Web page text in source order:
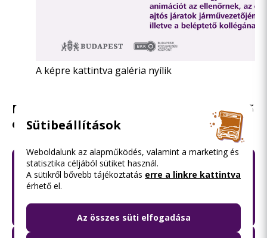
A képre kattintva galéria nyílik
Főbb adatok és számok a BudapestGO első
éve után
1 400 000
aktív felhasználó havonta
Sütibeállítások
Weboldalunk az alapműködés, valamint a marketing és
statisztika céljából sütiket használ.
A sütikről bővebb tájékoztatás erre a linkre kattintva
érhető el.
Az összes süti elfogadása